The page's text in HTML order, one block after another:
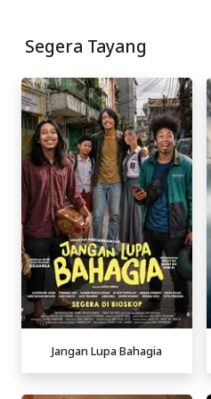
Segera Tayang
Jangan Lupa Bahagia